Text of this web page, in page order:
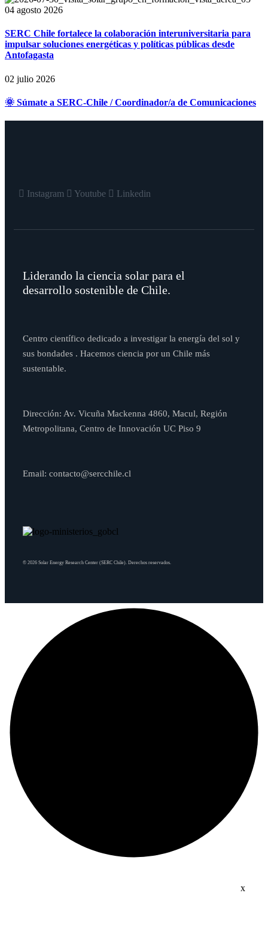
04 agosto 2026
SERC Chile fortalece la colaboración interuniversitaria para
impulsar soluciones energéticas y políticas públicas desde
Antofagasta
02 julio 2026
🌞 Súmate a SERC-Chile / Coordinador/a de Comunicaciones
Instagram Youtube Linkedin
Liderando la ciencia solar para el
desarrollo sostenible de Chile.
Centro científico dedicado a investigar la energía del sol y
sus bondades . Hacemos ciencia por un Chile más
sustentable.
Dirección: Av. Vicuña Mackenna 4860, Macul, Región
Metropolitana, Centro de Innovación UC Piso 9
Email: contacto@sercchile.cl
© 2026 Solar Energy Research Center (SERC Chile). Derechos reservados.
x